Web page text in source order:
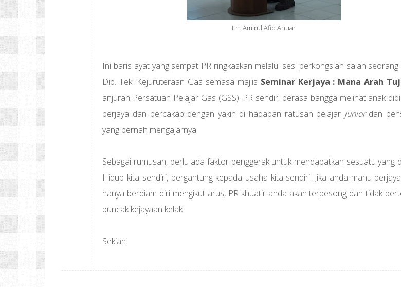
En. Amirul Afiq Anuar
Ini baris ayat yang sempat PR ringkaskan melalui sesi perkongsian salah seorang
Dip. Tek. Kejuruteraan Gas semasa majlis Seminar Kerjaya : Mana Arah
anjuran Persatuan Pelajar Gas (GSS). PR sendiri berasa bangga melihat anak
berjaya dan bercakap dengan yakin di hadapan ratusan pelajar juniordan
yang pernah mengajarnya.
Sebagai rumusan, perlu ada faktor penggerak untuk mendapatkan sesuatu yang
Hidup kita sendiri, bergantung kepada usaha kita sendiri. Jika anda mahu
hanya berdiam diri mengikut arus, PR khuatir anda akan terpesong dan tidak
puncak kejayaan kelak.
Sekian.